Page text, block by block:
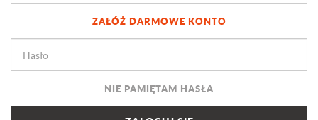
ZAŁÓŻ DARMOWE KONTO
NIE PAMIĘTAM HASŁA